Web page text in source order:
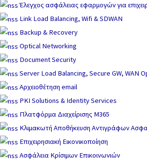
Έλεγχος ασφάλειας εφαρμογών για
Link Load Balancing, Wifi & SDWAN
Backup & Recovery
Optical Networking
Document Security
Server Load Balancing, Secure GW, WAN
Αρχειοθέτηση email
PKI Solutions & Identity Services
Πλατφόρμα Διαχείρισης M365
Κλιμακωτή Αποθήκευση Αντιγράφων
Επιχειρησιακή Εικονικοποίηση
Ασφάλεια Κρίσιμων Επικοινωνιών